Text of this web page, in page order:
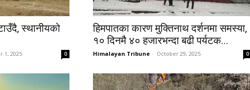
स्थानीयको
1, 2025 0
हिमपातका कारण मुक्तिनाथ दर्शनमा समस्या,
१० दिनमै ४० हजारभन्दा बढी पर्यटक...
Himalayan Tribune - October 29, 2025 0